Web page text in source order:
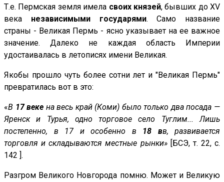
Т.е. Пермская земля имела своих князей, бывших до XV
века независимыми государями. Само название
страны - Великая Пермь - ясно указывает на ее важное
значение. Далеко не каждая область Империи
удостаивалась в летописях имени Великая.
Якобы прошло чуть более сотни лет и "Великая Пермь"
превратилась вот в это:
«В 17 веке на весь край (Коми) было только два посада —
Яренск и Турья, одно торговое село Туглим... Лишь
постепенно, в 17 и особенно в
18 вв, развивается
торговля и складываются местные рынки»[БСЭ, т. 22, с.
142 ].
Разгром Великого Новгорода помню. Может и Великую